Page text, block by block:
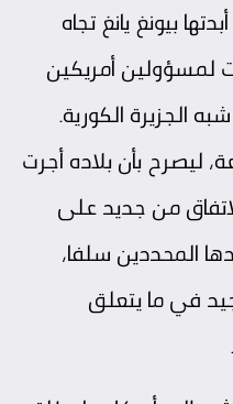
بيونغ يانغ تجاه
لمسؤولين أمريكين
الجزيرة الكورية.
بعد أقل من 24 ساعة، ليصرح بأن بلاده أجرت
من جديد على
المحددين سلفا،
في ما يتعلق